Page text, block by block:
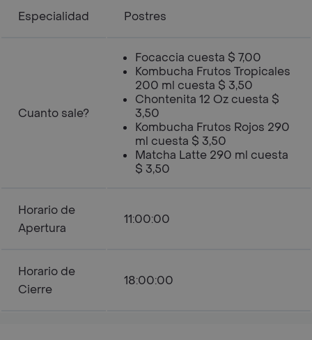
Especialidad Postres
Cuanto sale?
Focaccia cuesta $ 7,00
Kombucha Frutos Tropicales
200 ml cuesta $ 3,50
Chontenita 12 Oz cuesta $
3,50
Kombucha Frutos Rojos 290
ml cuesta $ 3,50
Matcha Latte 290 ml cuesta
$ 3,50
Horario de
Apertura
11:00:00
Horario de
Cierre
18:00:00